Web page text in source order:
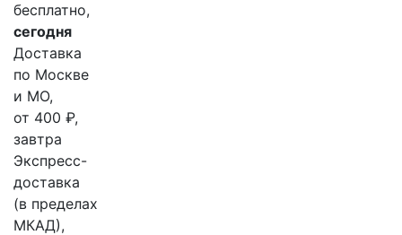
бесплатно,
сегодня
Доставка
по Москве
и МО,
от 400 ₽,
завтра
Экспресс-
доставка
(в пределах
МКАД),